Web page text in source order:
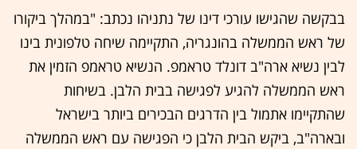
בבקשה שהגישו עורכי דינו של נתניהו נכתב: "במהלך ביקורו
של ראש הממשלה בהונגריה, התקיימה שיחה טלפונית בינו
לבין נשיא ארה"ב דונלד טראמפ. הנשיא טראמפ הזמין את
ראש הממשלה להגיע לפגישה בבית הלבן. בשיחות
שהתקיימו אתמול בין הדרגים הבכירים ביותר בישראל
ובארה"ב, ביקש הבית הלבן כי הפגישה עם ראש הממשלה